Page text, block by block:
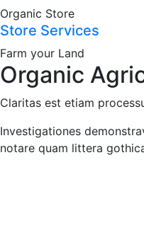
Organic Store
Store Services
Farm your Land
Organic
Claritas est etiam
Investigationes
notare quam littera